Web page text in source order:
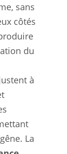
sans
côtés
du
à
La